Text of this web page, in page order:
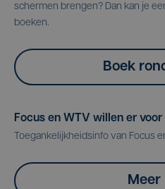
schermen brengen? Dan kan je
boeken.
Boek
Focus en WTV willen er
Toegankelijkheidsinfo van Focus
Meer